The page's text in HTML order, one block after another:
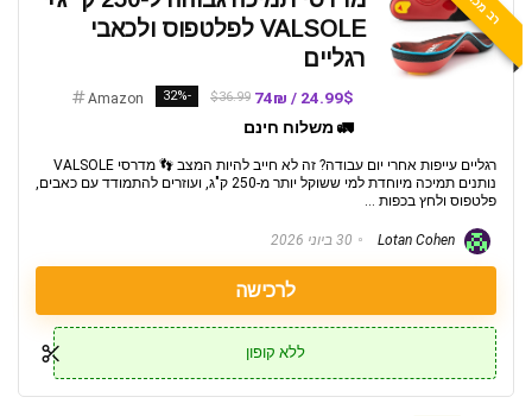
VALSOLE לפלטפוס ולכאבי
רגליים
24.99$ / 74₪
$36.99
-32%
Amazon
🚛 משלוח חינם
רגליים עייפות אחרי יום עבודה? זה לא חייב להיות המצב 👣 מדרסי VALSOLE
נותנים תמיכה מיוחדת למי ששוקל יותר מ-250 ק"ג, ועוזרים להתמודד עם כאבים,
פלטפוס ולחץ בכפות ...
30 ביוני 2026
לרכישה
ללא קופון